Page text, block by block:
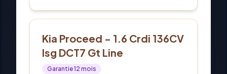
Kia Proceed - 1.6 Crdi 136CV
Isg DCT7 Gt Line
Garantie12 mois